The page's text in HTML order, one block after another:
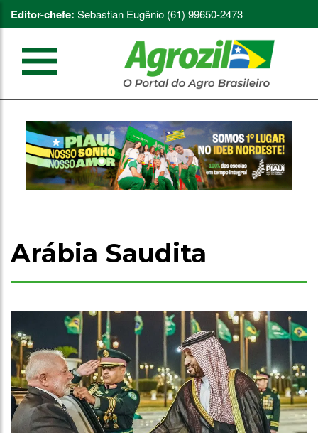
Editor-chefe: Sebastian Eugênio (61) 99650-2473
Arábia Saudita